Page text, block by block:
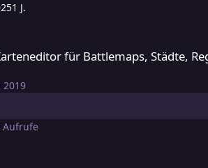
1 J.
für Battlemaps, Städte, Regionen,
Karteneditor für Battlemaps, Städte,
2019
Aufrufe